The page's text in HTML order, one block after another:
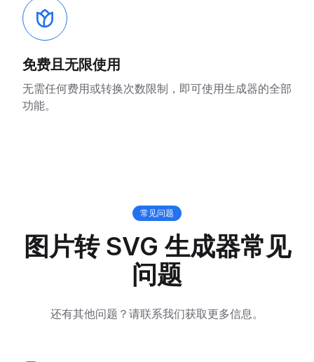
免费且无限使用
无需任何费用或转换次数限制，即可使用生成器的全部
功能。
常见问题
图片转 SVG 生成器常见
问题
还有其他问题？请联系我们获取更多信息。